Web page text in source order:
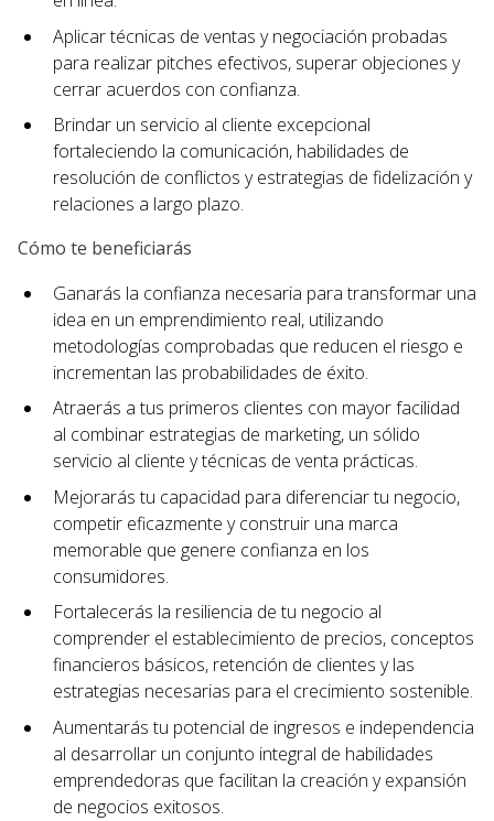
Aplicar técnicas de ventas y negociación probadas
para realizar pitches efectivos, superar objeciones y
cerrar acuerdos con confianza.
Brindar un servicio al cliente excepcional
fortaleciendo la comunicación, habilidades de
resolución de conflictos y estrategias de fidelización y
relaciones a largo plazo.
Cómo te beneficiarás
Ganarás la confianza necesaria para transformar una
idea en un emprendimiento real, utilizando
metodologías comprobadas que reducen el riesgo e
incrementan las probabilidades de éxito.
Atraerás a tus primeros clientes con mayor facilidad
al combinar estrategias de marketing, un sólido
servicio al cliente y técnicas de venta prácticas.
Mejorarás tu capacidad para diferenciar tu negocio,
competir eficazmente y construir una marca
memorable que genere confianza en los
consumidores.
Fortalecerás la resiliencia de tu negocio al
comprender el establecimiento de precios, conceptos
financieros básicos, retención de clientes y las
estrategias necesarias para el crecimiento sostenible.
Aumentarás tu potencial de ingresos e independencia
al desarrollar un conjunto integral de habilidades
emprendedoras que facilitan la creación y expansión
de negocios exitosos.